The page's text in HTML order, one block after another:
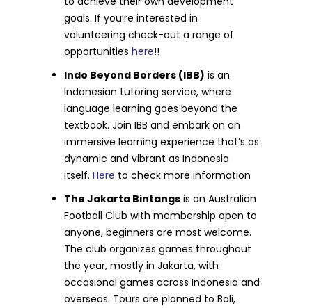
goals. If you’re interested in
volunteering check-out a range of
opportunitieshere!!
Indo Beyond Borders (IBB) is an
Indonesian tutoring service, where
language learning goes beyond the
textbook. Join IBB and embark on an
immersive learning experience that’s as
dynamic and vibrant as Indonesia
itself. Here to check more information
The Jakarta Bintangs is an Australian
Football Club with membership open to
anyone, beginners are most welcome.
The club organizes games throughout
the year, mostly in Jakarta, with
occasional games across Indonesia and
overseas. Tours are planned to Bali,